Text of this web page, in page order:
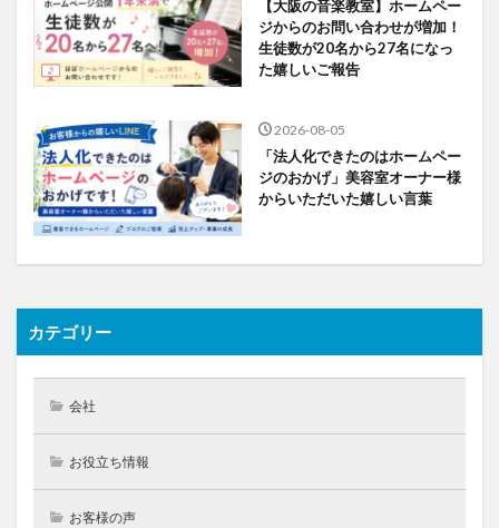
【大阪の音楽教室】ホームペー
ジからのお問い合わせが増加！
生徒数が20名から27名になっ
た嬉しいご報告
2026-08-05
「法人化できたのはホームペー
ジのおかげ」美容室オーナー様
からいただいた嬉しい言葉
カテゴリー
会社
お役立ち情報
お客様の声